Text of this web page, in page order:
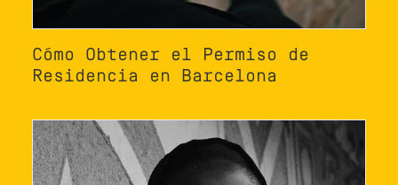
Cómo Obtener el Permiso de
Residencia en Barcelona